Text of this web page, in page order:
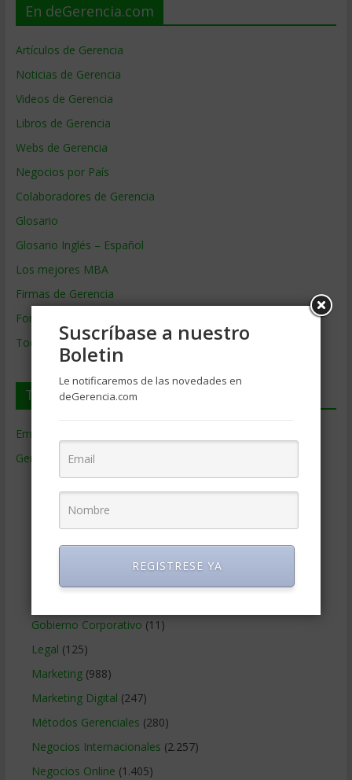
En deGerencia.com
Artículos de Gerencia
Noticias de Gerencia
Videos de Gerencia
Libros de Gerencia
Webs de Gerencia
Negocios por País
Colaboradores de Gerencia
Glosario
Glosario Inglés – Español
Los mejores MBA
Firmas de Gerencia
Formación de Gerencia
Todos los Temas
Temas de Gerencia
Empresas de Gerencia
Gerencia
(9.477)
Ciencias Económicas(80)
Contabilidad (466)
Educacion Gerencial(454)
Estrategia Empresarial
Gobierno Corporativo (11)
Legal (125)
Marketing(988)
Marketing Digital (247)
Métodos Gerenciales (280)
Negocios Internacionales (2.257)
Negocios Online (1.405)
Suscríbase a nuestro
Boletin
Le notificaremos de las novedades en
deGerencia.com
REGISTRESE YA